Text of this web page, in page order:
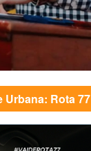
Urbana: Rota 77